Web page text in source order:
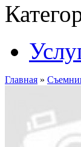
Главная »